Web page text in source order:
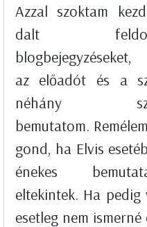
Azzal szoktam
dalt
az előadót és a
néhány
bemutatom.
gond, ha Elvis
énekes
eltekintek. Ha pedig
esetleg nem ismerné